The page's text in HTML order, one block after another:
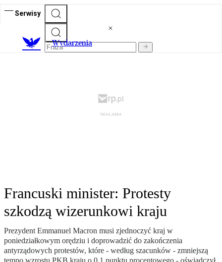
Serwisy
Wydarzenia
Francuski minister: Protesty
szkodzą wizerunkowi kraju
Prezydent Emmanuel Macron musi zjednoczyć kraj w
poniedziałkowym orędziu i doprowadzić do zakończenia
antyrządowych protestów, które - według szacunków - zmniejszą
tempo wzrostu PKB kraju o 0,1 punktu procentowego - oświadczył